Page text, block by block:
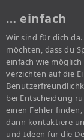
… einfach
Wir sind für dich
möchten, dass du
einfach wie
verzichten auf die
bei Entscheidung
einen Fehler
dann kontaktiere
und Ideen für die